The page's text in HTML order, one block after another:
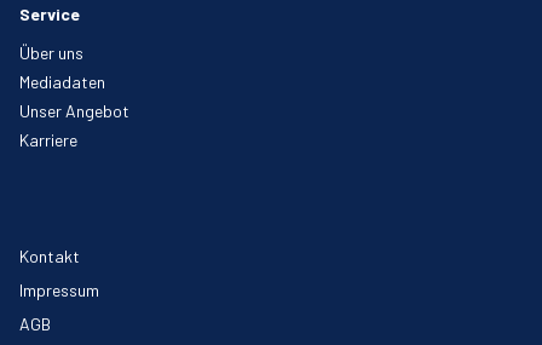
Service
Über uns
Mediadaten
Unser Angebot
Karriere
Kontakt
Impressum
AGB